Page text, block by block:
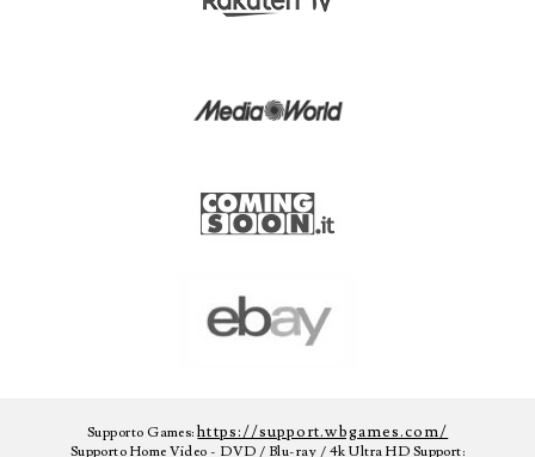
Supporto Games:https://support.wbgames.com/
Supporto Home Video - DVD / Blu-ray / 4k Ultra HD Support: